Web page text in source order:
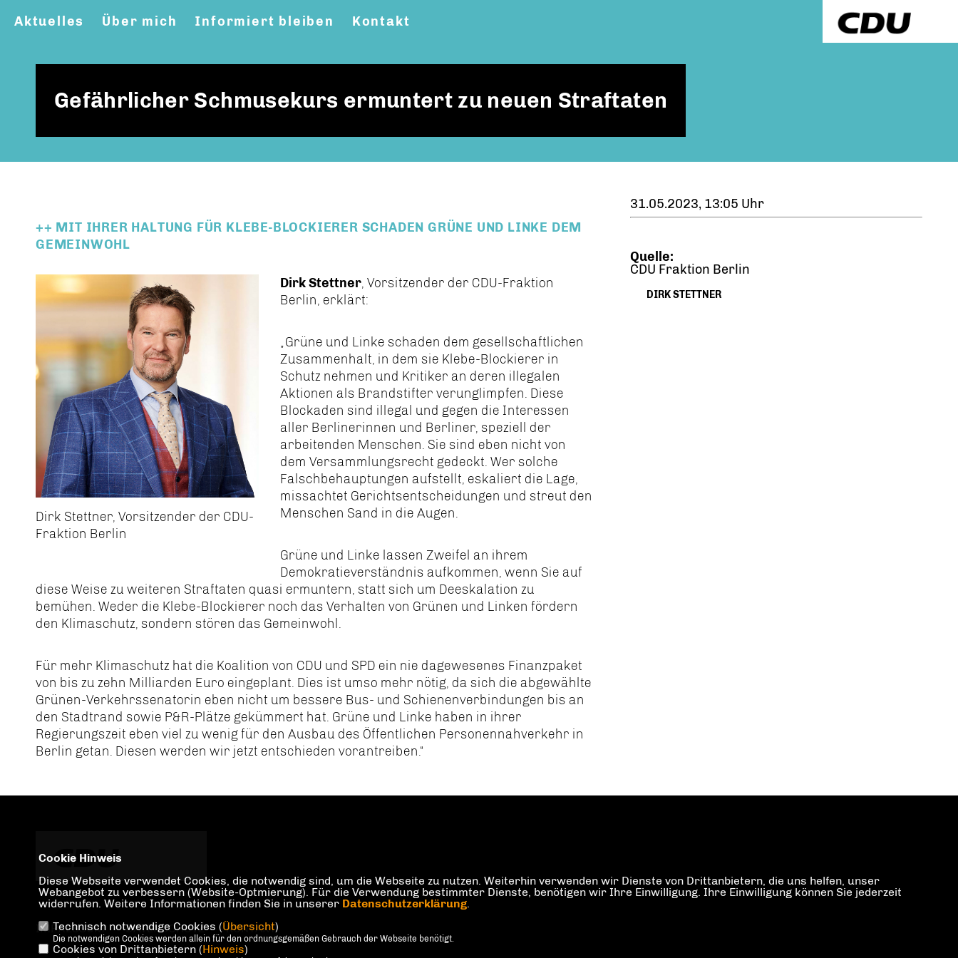
Aktuelles Über mich Informiert bleiben Kontakt
Gefährlicher Schmusekurs ermuntert zu neuen Straftaten
++ MIT IHRER HALTUNG FÜR KLEBE-BLOCKIERER SCHADEN GRÜNE UND LINKE DEM
GEMEINWOHL
Dirk Stettner, Vorsitzender der CDU-
Fraktion Berlin
Dirk Stettner, Vorsitzender der CDU-Fraktion
Berlin, erklärt:
Grüne und Linke schaden dem gesellschaftlichen
Zusammenhalt, in dem sie Klebe-Blockierer in
Schutz nehmen und Kritiker an deren illegalen
Aktionen als Brandstifter verunglimpfen. Diese
Blockaden sind illegal und gegen die Interessen
aller Berlinerinnen und Berliner, speziell der
arbeitenden Menschen. Sie sind eben nicht von
dem Versammlungsrecht gedeckt. Wer solche
Falschbehauptungen aufstellt, eskaliert die Lage,
missachtet Gerichtsentscheidungen und streut den
Menschen Sand in die Augen.
Grüne und Linke lassen Zweifel an ihrem
Demokratieverständnis aufkommen, wenn Sie auf
diese Weise zu weiteren Straftaten quasi ermuntern, statt sich um Deeskalation zu
bemühen. Weder die Klebe-Blockierer noch das Verhalten von Grünen und Linken fördern
den Klimaschutz, sondern stören das Gemeinwohl.
Für mehr Klimaschutz hat die Koalition von CDU und SPD ein nie dagewesenes Finanzpaket
von bis zu zehn Milliarden Euro eingeplant. Dies ist umso mehr nötig, da sich die abgewählte
Grünen-Verkehrssenatorin eben nicht um bessere Bus- und Schienenverbindungen bis an
den Stadtrand sowie P&R-Plätze gekümmert hat. Grüne und Linke haben in ihrer
Regierungszeit eben viel zu wenig für den Ausbau des Öffentlichen Personennahverkehr in
Berlin getan. Diesen werden wir jetzt entschieden vorantreiben.“
31.05.2023, 13:05 Uhr
Quelle:
CDU Fraktion Berlin
DIRK STETTNER
IMPRESSUM DATENSCHUTZ KONTAKT
Cookie Hinweis
Diese Webseite verwendet Cookies, die notwendig sind, um die Webseite zu nutzen. Weiterhin verwenden wir Dienste von Drittanbietern, die uns helfen, unser
Webangebot zu verbessern (Website-Optmierung). Für die Verwendung bestimmter Dienste, benötigen wir Ihre Einwilligung. Ihre Einwilligung können Sie jederzeit
widerrufen. Weitere Informationen finden Sie in unserer Datenschutzerklärung.
Technisch notwendige Cookies (Übersicht)
Die notwendigen Cookies werden allein für den ordnungsgemäßen Gebrauch der Webseite benötigt.
Cookies von Drittanbietern (Hinweis)